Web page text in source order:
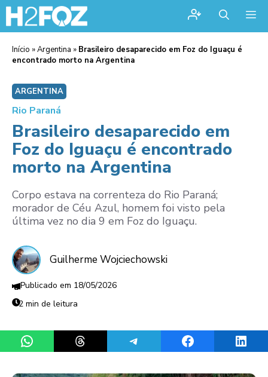
Início »Argentina » Brasileiro desaparecido em Foz do Iguaçu é
encontrado morto na Argentina
ARGENTINA
Rio Paraná
Brasileiro desaparecido em
Foz do Iguaçu é encontrado
morto na Argentina
Corpo estava na correnteza do Rio Paraná;
morador de Céu Azul, homem foi visto pela
última vez no dia 9 em Foz do Iguaçu.
Guilherme Wojciechowski
18/05/2026
2 min de leitura
Share on WhatsAppShare on ThreadsShare on TelegramShare on Facebook